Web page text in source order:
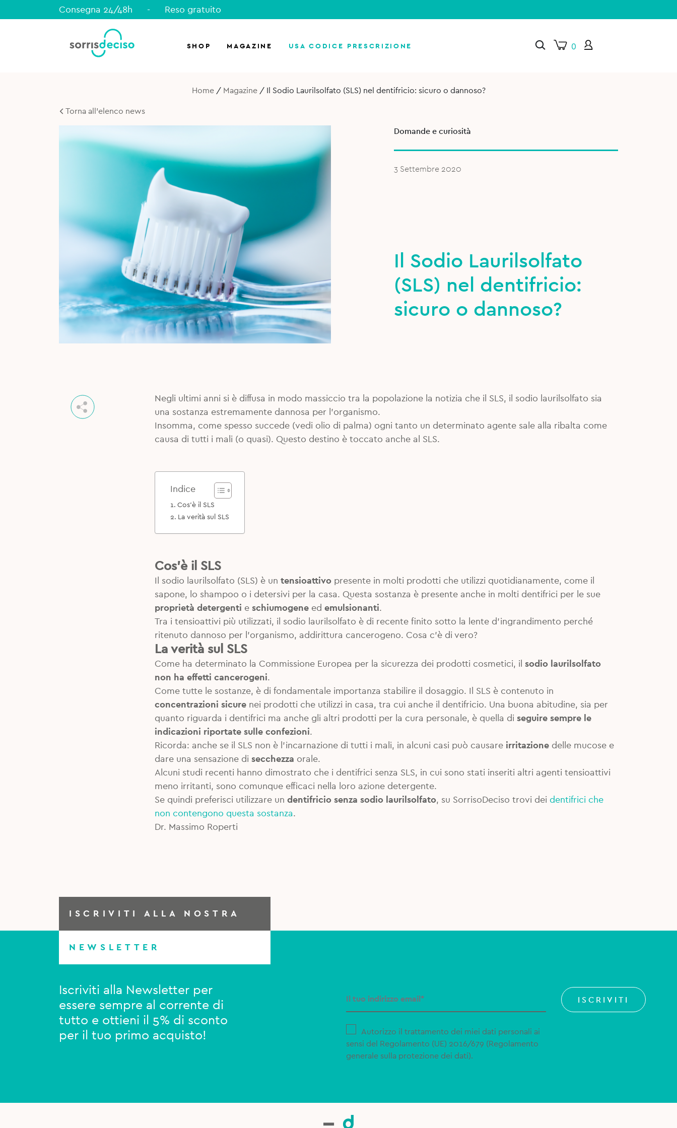
Consegna 24/48h - Reso gratuito
SHOP MAGAZINE USA CODICE PRESCRIZIONE 0
Home/ Magazine/ Il Sodio Laurilsolfato (SLS) nel dentifricio: sicuro o dannoso?
Torna all'elenco news
Domande e curiosità
3 Settembre 2020
Il Sodio Laurilsolfato
(SLS) nel dentifricio:
sicuro o dannoso?
Negli ultimi anni si è diffusa in modo massiccio tra la popolazione la notizia che il SLS, il sodio laurilsolfato sia
una sostanza estremamente dannosa per l’organismo.
Insomma, come spesso succede (vedi olio di palma) ogni tanto un determinato agente sale alla ribalta come
causa di tutti i mali (o quasi). Questo destino è toccato anche al SLS.
Indice
Cos’è il SLS
La verità sul SLS
Cos’è il SLS
Il sodio laurilsolfato (SLS) è un tensioattivo presente in molti prodotti che utilizzi quotidianamente, come il
sapone, lo shampoo o i detersivi per la casa. Questa sostanza è presente anche in molti dentifrici per le sue
proprietà detergenti e schiumogene ed emulsionanti.
Tra i tensioattivi più utilizzati, il sodio laurilsolfato è di recente finito sotto la lente d’ingrandimento perché
ritenuto dannoso per l’organismo, addirittura cancerogeno. Cosa c’è di vero?
La verità sul SLS
Come ha determinato la Commissione Europea per la sicurezza dei prodotti cosmetici, il sodio laurilsolfato
non ha effetti cancerogeni.
Come tutte le sostanze, è di fondamentale importanza stabilire il dosaggio. Il SLS è contenuto in
concentrazioni sicure nei prodotti che utilizzi in casa, tra cui anche il dentifricio. Una buona abitudine, sia per
quanto riguarda i dentifrici ma anche gli altri prodotti per la cura personale, è quella di seguire sempre le
indicazioni riportate sulle confezioni.
Ricorda: anche se il SLS non è l’incarnazione di tutti i mali, in alcuni casi può causare irritazione delle mucose e
dare una sensazione di secchezza orale.
Alcuni studi recenti hanno dimostrato che i dentifrici senza SLS, in cui sono stati inseriti altri agenti tensioattivi
meno irritanti, sono comunque efficaci nella loro azione detergente.
Se quindi preferisci utilizzare un dentifricio senza sodio laurilsolfato, su SorrisoDeciso trovi dei dentifrici che
non contengono questa sostanza.
Dr. Massimo Roperti
ISCRIVITI ALLA NOSTRA
NEWSLETTER
Iscriviti alla Newsletter per
essere sempre al corrente di
tutto e ottieni il 5% di sconto
per il tuo primo acquisto!
Autorizzo il trattamento dei miei dati personali ai
sensi del Regolamento (UE) 2016/679 (Regolamento
generale sulla protezione dei dati).
ISCRIVITI